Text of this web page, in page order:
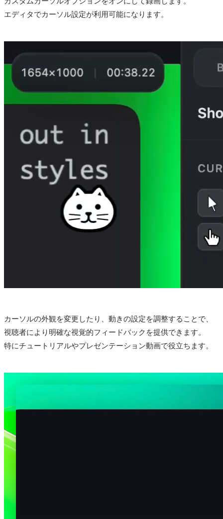
エディタでカーソル設定が利用可能になります。
カーソルの外観を変更したり、動きの設定を調整することで、
視聴者により明確な視覚的フィードバックを提供できます。
特にチュートリアルやプレゼンテーション動画で役立ちます。